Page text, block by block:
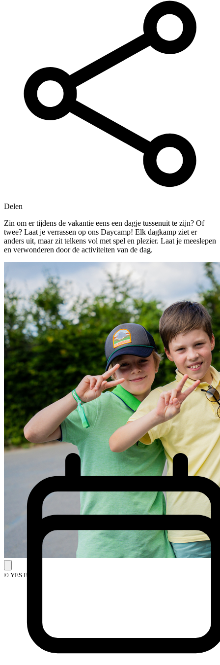
Delen
Zin om er tijdens de vakantie eens een dagje tussenuit te zijn? Of
twee? Laat je verrassen op ons Daycamp! Elk dagkamp ziet er
anders uit, maar zit telkens vol met spel en plezier. Laat je meeslepen
en verwonderen door de activiteiten van de dag.
© YES Events